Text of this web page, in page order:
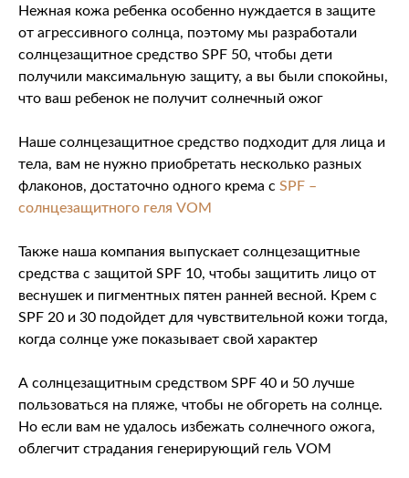
Нежная кожа ребенка особенно нуждается в защите
от агрессивного солнца, поэтому мы разработали
солнцезащитное средство SPF 50, чтобы дети
получили максимальную защиту, а вы были спокойны,
что ваш ребенок не получит солнечный ожог
Наше солнцезащитное средство подходит для лица и
тела, вам не нужно приобретать несколько разных
флаконов, достаточно одного крема с SPF –
солнцезащитного геля VOM
Также наша компания выпускает солнцезащитные
средства с защитой SPF 10, чтобы защитить лицо от
веснушек и пигментных пятен ранней весной. Крем с
SPF 20 и 30 подойдет для чувствительной кожи тогда,
когда солнце уже показывает свой характер
А солнцезащитным средством SPF 40 и 50 лучше
пользоваться на пляже, чтобы не обгореть на солнце.
Но если вам не удалось избежать солнечного ожога,
облегчит страдания генерирующий гель VOM